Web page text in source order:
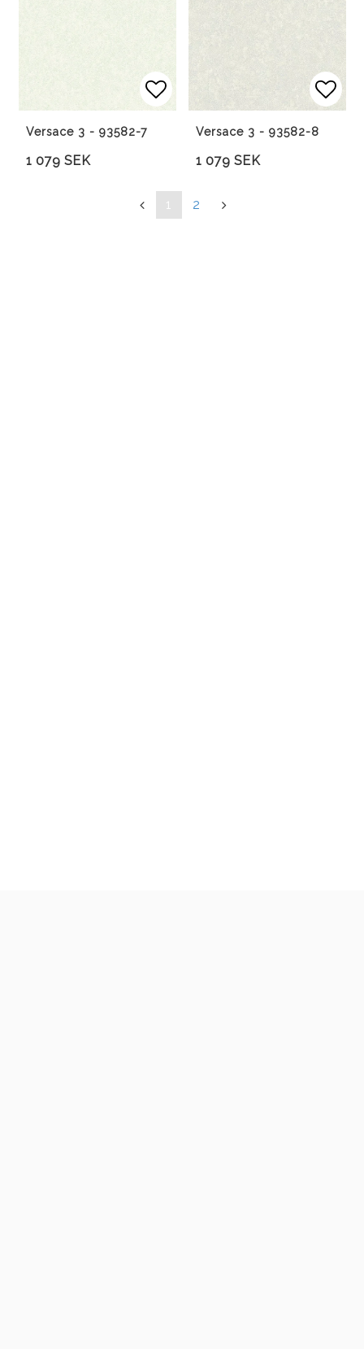
Lägg till i favoritlistan
Versace 3 - 93582-7
1 079 SEK
Versace 3 - 93582-8
1 079 SEK
« 1 2 »